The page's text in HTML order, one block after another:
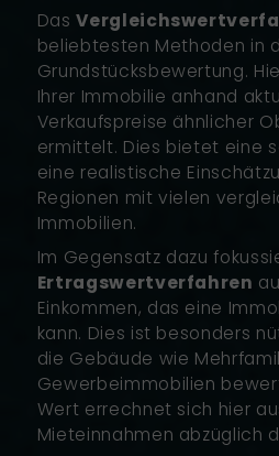
Das
beliebtesten Methoden in
Grundstücksbewertung.
Ihrer Immobilie anhand
Verkaufspreise ähnlicher
ermittelt. Dies bietet eine
eine realistische
Regionen mit vielen
Immobilien.
Im Gegensatz dazu
Ertragswertverfahren
Einkommen, das eine
kann. Dies ist besonders
die Gebäude wie
Gewerbeimmobilien
Wert errechnet sich hier
Mieteinnahmen abzüglich